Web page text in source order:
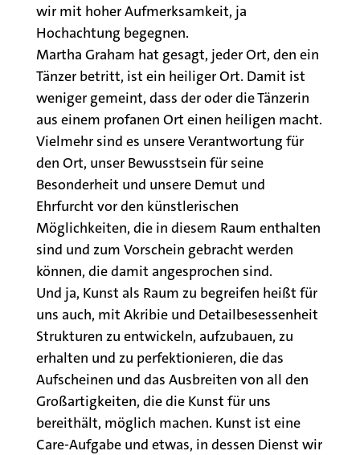
wir mit hoher Aufmerksamkeit, ja
Hochachtung begegnen.
Martha Graham hat gesagt, jeder Ort, den ein
Tänzer betritt, ist ein heiliger Ort. Damit ist
weniger gemeint, dass der oder die Tänzerin
aus einem profanen Ort einen heiligen macht.
Vielmehr sind es unsere Verantwortung für
den Ort, unser Bewusstsein für seine
Besonderheit und unsere Demut und
Ehrfurcht vor den künstlerischen
Möglichkeiten, die in diesem Raum enthalten
sind und zum Vorschein gebracht werden
können, die damit angesprochen sind.
Und ja, Kunst als Raum zu begreifen heißt für
uns auch, mit Akribie und Detailbesessenheit
Strukturen zu entwickeln, aufzubauen, zu
erhalten und zu perfektionieren, die das
Aufscheinen und das Ausbreiten von all den
Großartigkeiten, die die Kunst für uns
bereithält, möglich machen. Kunst ist eine
Care-Aufgabe und etwas, in dessen Dienst wir